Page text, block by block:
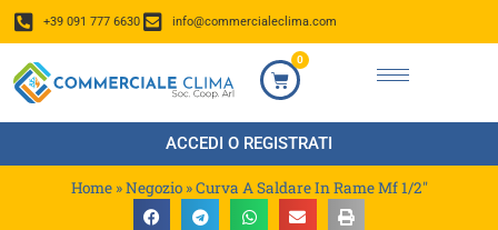
+39 091 777 6630 info@commercialeclima.com
0
ACCEDI O REGISTRATI
Home»Negozio»Curva A Saldare In Rame Mf 1/2″